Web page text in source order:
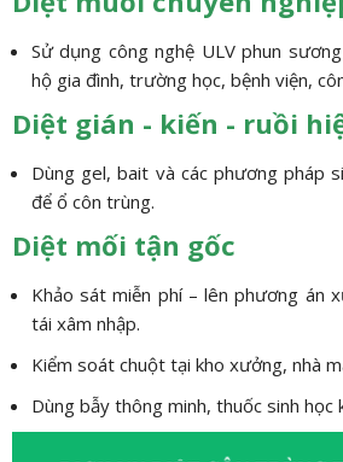
Sử dụng công nghệ ULV phun
hộ gia đình, trường học, bệnh viện,
Diệt gián - kiến - ruồi
Dùng gel, bait và các phương pháp
để ổ côn trùng.
Diệt mối tận gốc
Khảo sát miễn phí – lên phương án
tái xâm nhập.
Kiểm soát chuột tại kho xưởng, nhà
Dùng bẫy thông minh, thuốc sinh học